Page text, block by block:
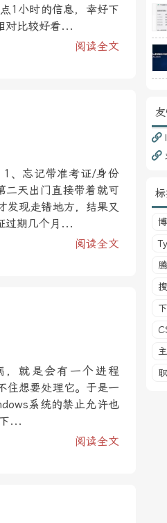
1小时的信息，幸好下
对比较好看...
阅读全文
、忘记带准考证/身份
二天出门直接带着就可
发现走错地方，结果又
过期几个月...
阅读全文
，就是会有一个进程
住想要处理它。于是一
系统的禁止允许也
...
阅读全文